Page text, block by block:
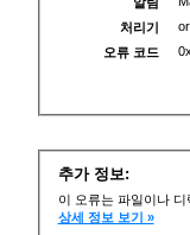
처리기
오류 코드
추가 정보:
이 오류는 파일이나
상세 정보 보기 »